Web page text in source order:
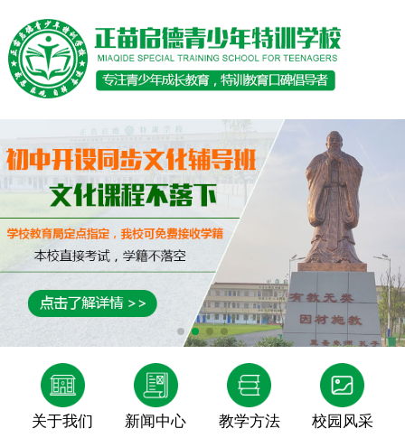
关于我们 新闻中心 教学方法 校园风采